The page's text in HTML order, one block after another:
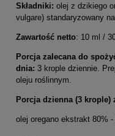
Składniki: olej z dzikiego
vulgare) standaryzowany
Zawartość netto: 10 ml /
Porcja zalecana do
dnia: 3 krople dziennie.
oleju roślinnym.
Porcja dzienna (3 krople)
olej oregano ekstrakt 80%